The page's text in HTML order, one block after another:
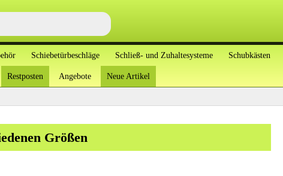
Schiebetürbeschläge Schließ- und Zuhaltesysteme Schubkästen
Restposten Angebote Neue Artikel
Größen